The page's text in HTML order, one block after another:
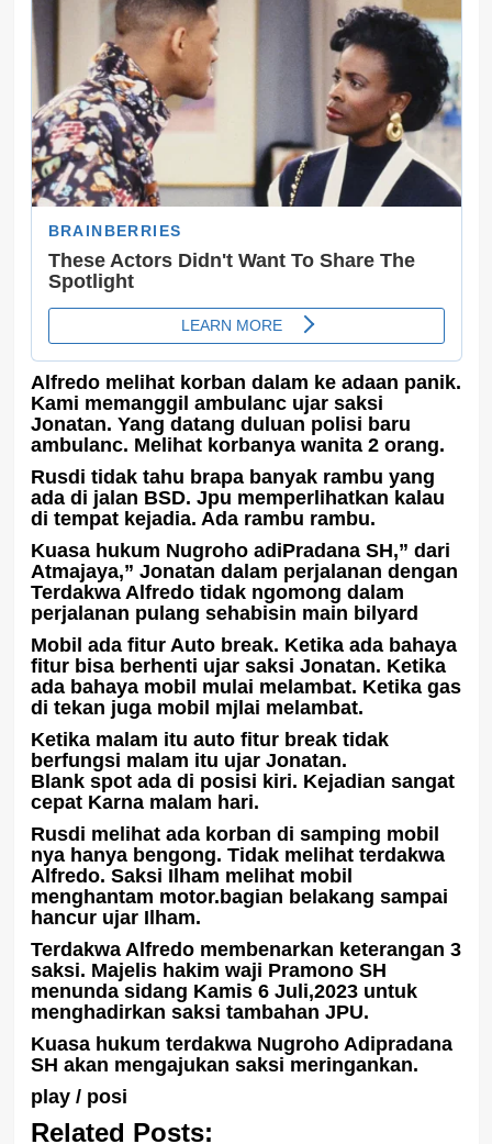
Alfredo melihat korban dalam ke adaan panik.
Kami memanggil ambulanc ujar saksi
Jonatan. Yang datang duluan polisi baru
ambulanc. Melihat korbanya wanita 2 orang.
Rusdi tidak tahu brapa banyak rambu yang
ada di jalan BSD. Jpu memperlihatkan kalau
di tempat kejadia. Ada rambu rambu.
Kuasa hukum Nugroho adiPradana SH,” dari
Atmajaya,” Jonatan dalam perjalanan dengan
Terdakwa Alfredo tidak ngomong dalam
perjalanan pulang sehabisin main bilyard
Mobil ada fitur Auto break. Ketika ada bahaya
fitur bisa berhenti ujar saksi Jonatan. Ketika
ada bahaya mobil mulai melambat. Ketika gas
di tekan juga mobil mjlai melambat.
Ketika malam itu auto fitur break tidak
berfungsi malam itu ujar Jonatan.
Blank spot ada di posisi kiri. Kejadian sangat
cepat Karna malam hari.
Rusdi melihat ada korban di samping mobil
nya hanya bengong. Tidak melihat terdakwa
Alfredo. Saksi Ilham melihat mobil
menghantam motor.bagian belakang sampai
hancur ujar Ilham.
Terdakwa Alfredo membenarkan keterangan 3
saksi. Majelis hakim waji Pramono SH
menunda sidang Kamis 6 Juli,2023 untuk
menghadirkan saksi tambahan JPU.
Kuasa hukum terdakwa Nugroho Adipradana
SH akan mengajukan saksi meringankan.
play / posi
Related Posts: